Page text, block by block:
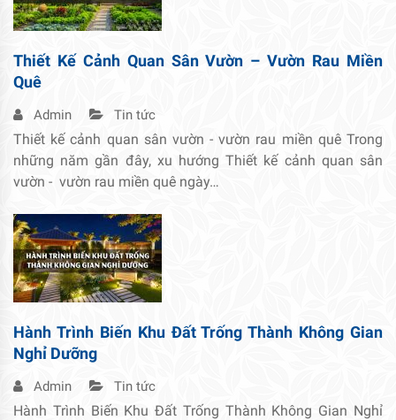
Thiết Kế Cảnh Quan Sân Vườn – Vườn Rau Miền
Quê
Admin Tin tức
Thiết kế cảnh quan sân vườn - vườn rau miền quê Trong
những năm gần đây, xu hướng Thiết kế cảnh quan sân
vườn - vườn rau miền quê ngày…
Hành Trình Biến Khu Đất Trống Thành Không Gian
Nghỉ Dưỡng
Admin Tin tức
Hành Trình Biến Khu Đất Trống Thành Không Gian Nghỉ